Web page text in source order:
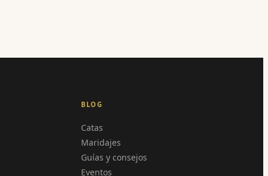
BLOG
Catas
Maridajes
Guías y consejos
Eventos